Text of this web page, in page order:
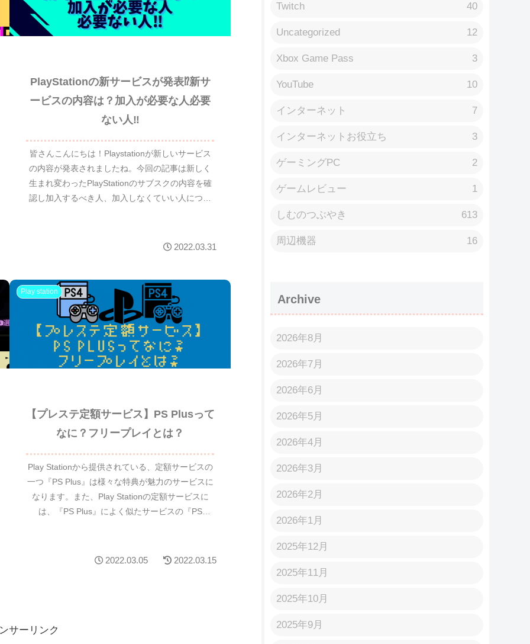
Play station
PlayStationの新サービスが発表⁉新サ
ービスの内容は？加入が必要な人必要
ない人‼
生まれ変わったPlayStationのサブスクの内容を確
2022.03.31
Play station
【プレステ定額サービス】PS Plusって
なに？フリープレイとは？
なります。また、Play Stationの定額サービスに
Twitch 40
Uncategorized 12
Xbox Game Pass 3
YouTube 10
インターネット 7
インターネットお役立ち 3
ゲーミングPC 2
ゲームレビュー 1
しむのつぶやき 613
周辺機器 16
Archive
2026年8月
2026年7月
2026年6月
2026年5月
2026年4月
2026年3月
2026年2月
2026年1月
2025年12月
2025年11月
2025年10月
2025年9月